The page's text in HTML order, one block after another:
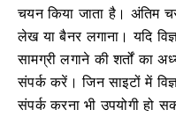
चयन किया जाता है। अंतिम
लेख या बैनर लगाना। यदि
सामग्री लगाने की शर्तों का
संपर्क करें। जिन साइटों में
संपर्क करना भी उपयोगी हो